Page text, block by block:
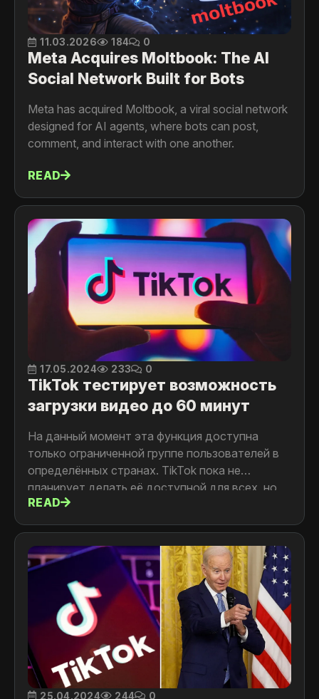
11.03.2026 184 0
Meta Acquires Moltbook: The AI
Social Network Built for Bots
Meta has acquired Moltbook, a viral social network
designed for AI agents, where bots can post,
comment, and interact with one another.
READ
17.05.2024 233 0
TikTok тестирует возможность
загрузки видео до 60 минут
На данный момент эта функция доступна
только ограниченной группе пользователей в
определённых странах. TikTok пока не
планирует делать её доступной для всех, но
сам факт такого тестирования говорит о том,
что TikTok хочет конкурировать с YouTube.
READ
25.04.2024 244 0